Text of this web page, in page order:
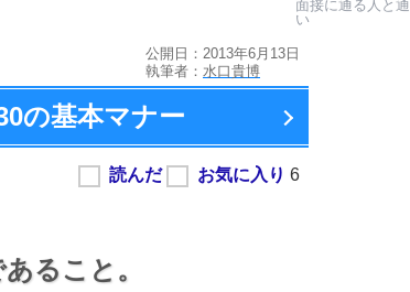
面接に通る人と
い
公開日：2013年6月13日
執筆者： 水口貴博
の基本マナー
ること。